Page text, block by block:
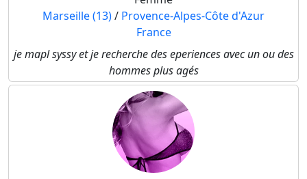
Marseille (13)/ Provence-Alpes-Côte d'Azur
France
je mapl syssy et je recherche des eperiences avec un ou des
hommes plus agés